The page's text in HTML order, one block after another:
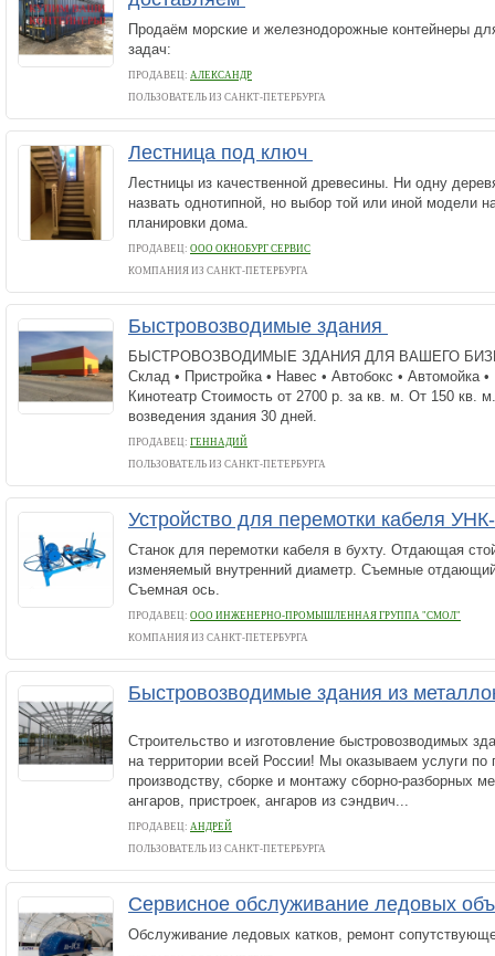
Продаём морские и железнодорожные контейнеры
задач:
ПРОДАВЕЦ: АЛЕКСАНДР
ПОЛЬЗОВАТЕЛЬ ИЗ САНКТ-ПЕТЕРБУРГА
Лестница под ключ
Лестницы из качественной древесины. Ни одну
назвать однотипной, но выбор той или иной модели
планировки дома.
ПРОДАВЕЦ: ООО ОКНОБУРГ СЕРВИС
КОМПАНИЯ ИЗ САНКТ-ПЕТЕРБУРГА
Быстровозводимые здания
БЫСТРОВОЗВОДИМЫЕ ЗДАНИЯ ДЛЯ ВАШЕГО
Склад • Пристройка • Навес • Автобокс • Автомойка
Кинотеатр Стоимость от 2700 р. за кв. м. От 150 кв.
возведения здания 30 дней.
ПРОДАВЕЦ: ГЕННАДИЙ
ПОЛЬЗОВАТЕЛЬ ИЗ САНКТ-ПЕТЕРБУРГА
Устройство для перемотки кабеля
Станок для перемотки кабеля в бухту. Отдающая
изменяемый внутренний диаметр. Съемные
Съемная ось.
ПРОДАВЕЦ: ООО ИНЖЕНЕРНО-ПРОМЫШЛЕННАЯ ГРУППА "СМОЛ"
КОМПАНИЯ ИЗ САНКТ-ПЕТЕРБУРГА
Быстровозводимые здания из
Строительство и изготовление быстровозводимых
на территории всей России! Мы оказываем услуги по
производству, сборке и монтажу сборно-разборных
ангаров, пристроек, ангаров из сэндвич...
ПРОДАВЕЦ: АНДРЕЙ
ПОЛЬЗОВАТЕЛЬ ИЗ САНКТ-ПЕТЕРБУРГА
Сервисное обслуживание ледовых
Обслуживание ледовых катков, ремонт